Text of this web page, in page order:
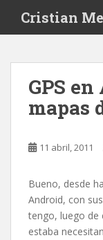
i
Cristian
GPS
mapas
11 abril, 2011
Bueno, desde
Android, con
tengo, luego de
estaba